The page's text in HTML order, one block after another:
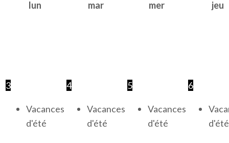
lun mar mer jeu
3
Vacances
d'été
4
Vacances
d'été
5
Vacances
d'été
6
d'été